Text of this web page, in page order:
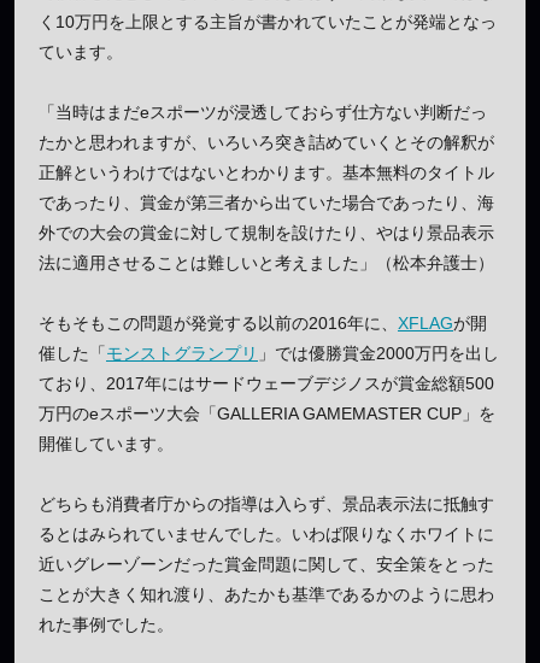
く10万円を上限とする主旨が書かれていたことが発端となっ
ています。
「当時はまだeスポーツが浸透しておらず仕方ない判断だっ
たかと思われますが、いろいろ突き詰めていくとその解釈が
正解というわけではないとわかります。基本無料のタイトル
であったり、賞金が第三者から出ていた場合であったり、海
外での大会の賞金に対して規制を設けたり、やはり景品表示
法に適用させることは難しいと考えました」（松本弁護士）
そもそもこの問題が発覚する以前の2016年に、 XFLAGが開
催した「モンストグランプリ 」では優勝賞金2000万円を出し
ており、2017年にはサードウェーブデジノスが賞金総額500
万円のeスポーツ大会「GALLERIA GAMEMASTER CUP」を
開催しています。
どちらも消費者庁からの指導は入らず、景品表示法に抵触す
るとはみられていませんでした。いわば限りなくホワイトに
近いグレーゾーンだった賞金問題に関して、安全策をとった
ことが大きく知れ渡り、あたかも基準であるかのように思わ
れた事例でした。